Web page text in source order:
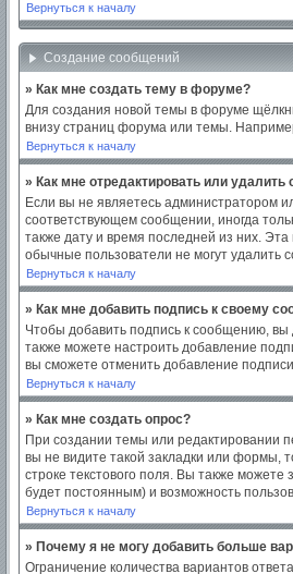
Вернуться к началу
Создание сообщений
» Как мне создать тему в форуме?
Для создания новой темы в форуме
внизу страниц форума или темы.
Вернуться к началу
» Как мне отредактировать или удалить
Если вы не являетесь администратором
соответствующем сообщении, иногда
также дату и время последней из них.
обычные пользователи не могут удалить
Вернуться к началу
» Как мне добавить подпись к своему
Чтобы добавить подпись к сообщению,
также можете настроить добавление
вы сможете отменить добавление
Вернуться к началу
» Как мне создать опрос?
При создании темы или редактировании
вы не видите такой закладки или формы,
строке текстового поля. Вы также
будет постоянным) и возможность
Вернуться к началу
» Почему я не могу добавить больше
Ограничение количества вариантов